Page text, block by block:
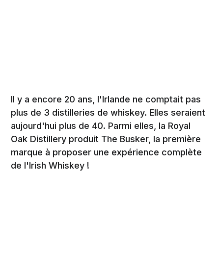
Il y a encore 20 ans, l'Irlande ne comptait pas
plus de 3 distilleries de whiskey. Elles seraient
aujourd'hui plus de 40. Parmi elles, la Royal
Oak Distillery produit The Busker, la première
marque à proposer une expérience complète
de l'Irish Whiskey !